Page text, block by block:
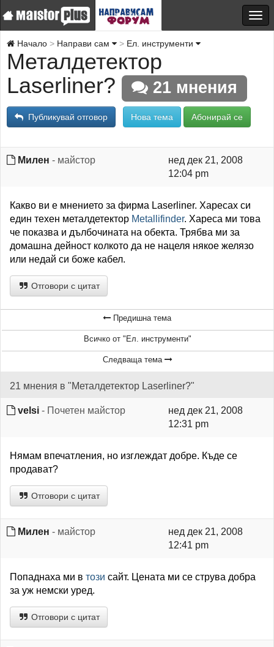
Начало Направи сам Ел. инструменти
Металдетектор
Laserliner?
21 мнения
Публикувай отговор Нова тема Абонирай се
Милен - майстор
нед дек 21, 2008
12:04 pm
Какво ви е мнението за фирма Laserliner. Харесах си
един техен металдетектор Metallifinder. Хареса ми това
че показва и дълбочината на обекта. Трябва ми за
домашна дейност колкото да не нацеля някое желязо
или недай си боже кабел.
Отговори с цитат
Предишна тема
Всичко от "Ел. инструменти"
Следваща тема
21 мнения в "Металдетектор Laserliner?"
velsi - Почетен майстор
нед дек 21, 2008
12:31 pm
Нямам впечатления, но изглеждат добре. Къде се
продават?
Отговори с цитат
Милен - майстор
нед дек 21, 2008
12:41 pm
Попаднаха ми в този сайт. Цената ми се струва добра
за уж немски уред.
Отговори с цитат